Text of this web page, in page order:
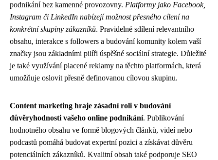
podnikání bez kamenné provozovny. Platformy jako Facebook,
Instagram či LinkedIn nabízejí možnost přesného cílení na
konkrétní skupiny zákazníků. Pravidelné sdílení relevantního
obsahu, interakce s followers a budování komunity kolem vaší
značky jsou základními pilíři úspěšné sociální strategie. Důležité
je také využívání placené reklamy na těchto platformách, která
umožňuje oslovit přesně definovanou cílovou skupinu.
Content marketing hraje zásadní roli v budování
důvěryhodnosti vašeho online podnikání. Publikování
hodnotného obsahu ve formě blogových článků, videí nebo
podcastů pomáhá budovat expertní pozici a získávat důvěru
potenciálních zákazníků. Kvalitní obsah také podporuje SEO